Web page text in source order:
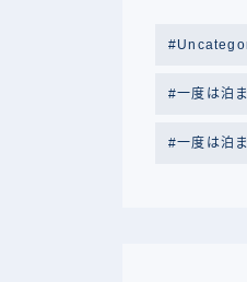
一度は泊
一度は泊